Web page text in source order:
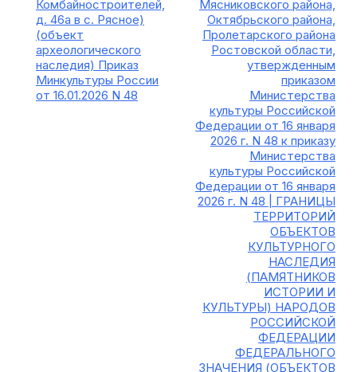
Комбайностроителей,
д. 46а в с. Рясное)
(объект
археологического
наследия) Приказ
Минкультуры России
от 16.01.2026 N 48
Мясниковского района,
Октябрьского района,
Пролетарского района
Ростовской области,
утвержденным
приказом
Министерства
культуры Российской
Федерации от 16 января
2026 г. N 48 к приказу
Министерства
культуры Российской
Федерации от 16 января
2026 г. N 48 | ГРАНИЦЫ
ТЕРРИТОРИЙ
ОБЪЕКТОВ
КУЛЬТУРНОГО
НАСЛЕДИЯ
(ПАМЯТНИКОВ
ИСТОРИИ И
КУЛЬТУРЫ) НАРОДОВ
РОССИЙСКОЙ
ФЕДЕРАЦИИ
ФЕДЕРАЛЬНОГО
ЗНАЧЕНИЯ (ОБЪЕКТОВ